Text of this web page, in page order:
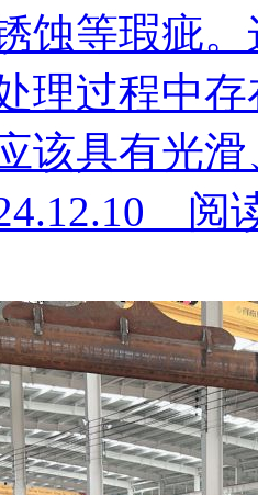
蚀等瑕疵
理过程中
该具有光
阅